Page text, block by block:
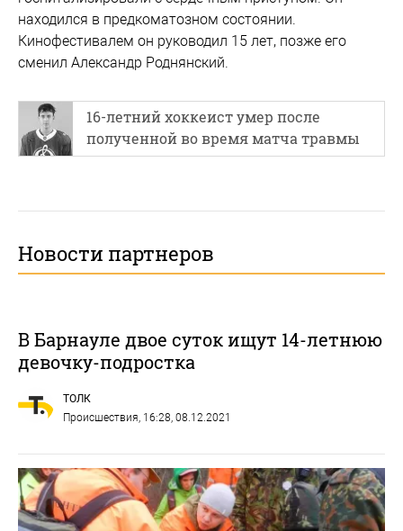
находился в предкоматозном состоянии.
Кинофестивалем он руководил 15 лет, позже его
сменил Александр Роднянский.
16-летний хоккеист умер после
полученной во время матча травмы
Новости партнеров
В Барнауле двое суток ищут 14-летнюю
девочку-подростка
ТОЛК
Происшествия, 16:28, 08.12.2021